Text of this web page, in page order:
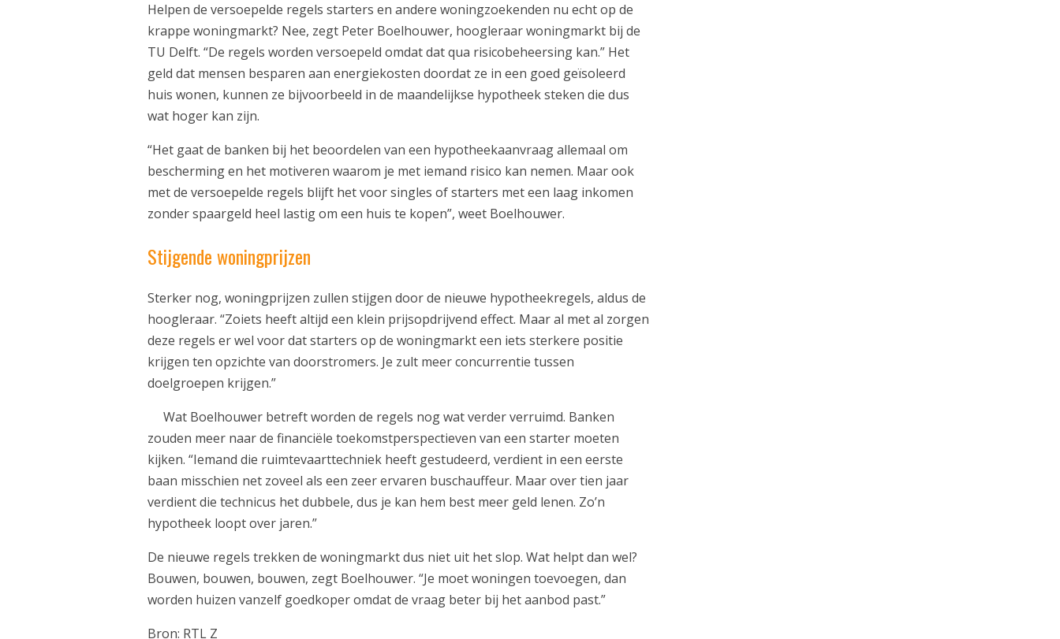
Helpen de versoepelde regels starters en andere woningzoekenden nu echt op de
krappe woningmarkt? Nee, zegt Peter Boelhouwer, hoogleraar woningmarkt bij de
TU Delft. “De regels worden versoepeld omdat dat qua risicobeheersing kan.” Het
geld dat mensen besparen aan energiekosten doordat ze in een goed geïsoleerd
huis wonen, kunnen ze bijvoorbeeld in de maandelijkse hypotheek steken die dus
wat hoger kan zijn.
“Het gaat de banken bij het beoordelen van een hypotheekaanvraag allemaal om
bescherming en het motiveren waarom je met iemand risico kan nemen. Maar ook
met de versoepelde regels blijft het voor singles of starters met een laag inkomen
zonder spaargeld heel lastig om een huis te kopen”, weet Boelhouwer.
Stijgende woningprijzen
Sterker nog, woningprijzen zullen stijgen door de nieuwe hypotheekregels, aldus de
hoogleraar. “Zoiets heeft altijd een klein prijsopdrijvend effect. Maar al met al zorgen
deze regels er wel voor dat starters op de woningmarkt een iets sterkere positie
krijgen ten opzichte van doorstromers. Je zult meer concurrentie tussen
doelgroepen krijgen.”
Wat Boelhouwer betreft worden de regels nog wat verder verruimd. Banken
zouden meer naar de financiële toekomstperspectieven van een starter moeten
kijken. “Iemand die ruimtevaarttechniek heeft gestudeerd, verdient in een eerste
baan misschien net zoveel als een zeer ervaren buschauffeur. Maar over tien jaar
verdient die technicus het dubbele, dus je kan hem best meer geld lenen. Zo’n
hypotheek loopt over jaren.”
De nieuwe regels trekken de woningmarkt dus niet uit het slop. Wat helpt dan wel?
Bouwen, bouwen, bouwen, zegt Boelhouwer. “Je moet woningen toevoegen, dan
worden huizen vanzelf goedkoper omdat de vraag beter bij het aanbod past.”
Bron: RTL Z